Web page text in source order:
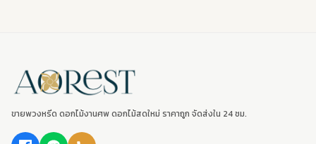
ขายพวงหรีด ดอกไม้งานศพ ดอกไม้สดใหม่ ราคาถูก จัดส่งใน 24 ชม.